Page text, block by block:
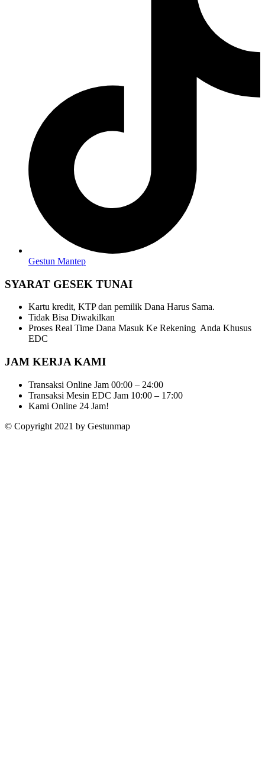
Gestun Mantep
SYARAT GESEK TUNAI
Kartu kredit, KTP dan pemilik Dana Harus Sama.
Tidak Bisa Diwakilkan
Proses Real Time Dana Masuk Ke Rekening Anda Khusus
EDC
JAM KERJA KAMI
Transaksi Online Jam 00:00 – 24:00
Transaksi Mesin EDC Jam 10:00 – 17:00
Kami Online 24 Jam!
© Copyright 2021 by Gestunmap